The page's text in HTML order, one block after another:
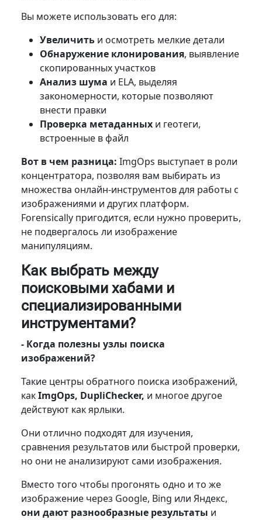
Вы можете использовать его для:
Увеличитьи осмотреть мелкие детали
Обнаружение клонирования, выявление
скопированных участков
Анализ шума и ELA, выделяя
закономерности, которые позволяют
внести правки
Проверка метаданныхи геотеги,
встроенные в файл
Вот в чем разница: ImgOps выступает в роли
концентратора, позволяя вам выбирать из
множества онлайн-инструментов для работы с
изображениями и других платформ.
Forensically пригодится, если нужно проверить,
не подвергалось ли изображение
манипуляциям.
Как выбрать между
поисковыми хабами и
специализированными
инструментами?
- Когда полезны узлы поиска
изображений?
Такие центры обратного поиска изображений,
какImgOps, DupliChecker, и многое другое
действуют как ярлыки.
Они отлично подходят для изучения,
сравнения результатов или быстрой проверки,
но они не анализируют сами изображения.
Вместо того чтобы прогонять одно и то же
изображение через Google, Bing или Яндекс,
они дают разнообразные результаты и